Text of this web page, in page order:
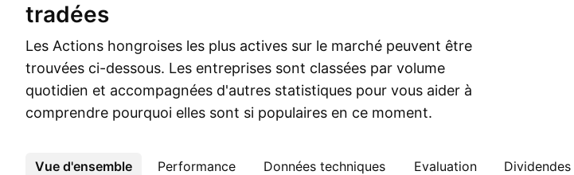
tradées
Les Actions hongroises les plus actives sur le marché peuvent être
trouvées ci-dessous. Les entreprises sont classées par volume
quotidien et accompagnées d'autres statistiques pour vous aider à
comprendre pourquoi elles sont si populaires en ce moment.
Vue d'ensemble Performance Données techniques Evaluation Dividendes
Plus